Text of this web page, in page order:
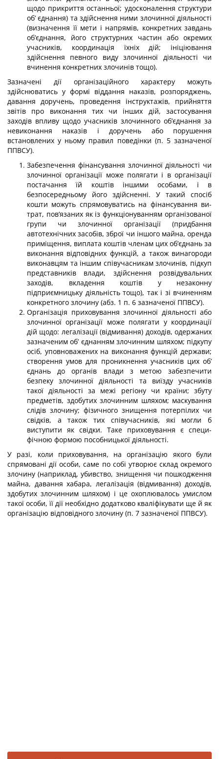
щодо прикриття останньої; удосконалення структури
об’ єднання) та здійснення ними злочинної діяльності
(визначення її мети і напрямів, конкретних завдань
об’єднання, його структурних частин або окремих
учасників, координація їхніх дій; ініціювання
здійснення певного виду злочинної діяльності чи
вчинення конкретних злочинів тощо).
Зазначені дії організаційного характеру можуть
здійснюватись у формі віддання наказів, розпоряджень,
давання доручень, проведення інструктажів, прийняття
звітів про виконання тих чи інших дій, застосування
заходів впливу щодо учасників зло­чинного об’єднання за
невиконання наказів і доручень або порушення
встановлених у ньому правил поведінки (п. 5 зазначеної
ППВСУ).
Забезпечення фінансування злочинної діяльності чи
злочинної організації може полягати і в організації
постачання їй коштів іншими особами, і в
безпосередньому його здійсненні. У такий спосіб
кошти можуть спрямовуватись на фінансування ви­
трат, пов’язаних як із функціонуванням організованої
групи чи злочинної організації (придбання
автотехнічних засобів, зброї чи іншого майна, оренда
приміщення, ви­плата коштів членам цих об’єднань за
виконання відповідних функцій, а також вина­городи
виконавцям та іншим співучасникам злочинів, підкуп
представників влади, здійснення розвідувальних
заходів, вкладення коштів у незаконну
підприємницьку діяльність тощо), так і зі вчиненням
конкретного злочину (абз. 1 п. 6 зазначеної ППВСУ).
Організація приховування злочинної діяльності або
злочинної організації може полягати у координації
дій щодо: легалізації (відмивання) доходів, одержаних
зазна­ченим об’ єднанням злочинним шляхом; підкупу
осіб, уповноважених на виконання функцій держави;
створення умов для проникнення учасників цих об’
єднань до ор­ганів влади з метою забезпечити
безпеку злочинної діяльності та виїзду учасників
такої діяльності за межі регіону чи країни; збуту
предметів, здобутих злочинним шляхом; маскування
слідів злочину; фізичного знищення потерпілих чи
свідків, а та­кож тих співучасників, які могли б
виступити як свідки. Таке приховування є специ­
фічною формою пособницької діяльності.
У разі, коли приховування, на організацію якого були
спрямовані дії особи, саме по собі утворює склад окремого
злочину (наприклад, убивство, знищення чи пошко­дження
майна, давання хабара, легалізація (відмивання) доходів,
здобутих злочинним шляхом) і це охоплювалось умислом
такої особи, її дії необхідно додатково кваліфі­кувати ще й як
організацію відповідного злочину (п. 7 зазначеної ППВСУ).